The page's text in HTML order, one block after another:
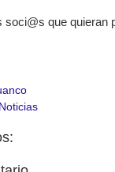
soci@s que quieran
Noticias